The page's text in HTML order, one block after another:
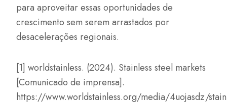
para aproveitar essas oportunidades de
crescimento sem serem arrastados por
desacelerações regionais.
[1] worldstainless. (2024). Stainless steel markets
[Comunicado de imprensa].
https://www.worldstainless.org/media/4uojasdz/